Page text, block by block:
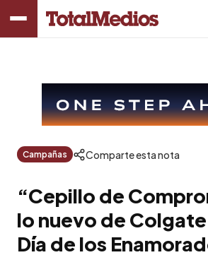
Campañas Comparte esta nota
“Cepillo de
lo nuevo de Colgate
Día de los